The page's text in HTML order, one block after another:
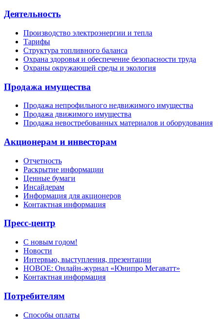
Деятельность
Производство электроэнергии и тепла
Тарифы
Структура топливного баланса
Охрана здоровья и обеспечение безопасности труда
Охраны окружающей среды и экология
Продажа имущества
Продажа непрофильного недвижимого имущества
Продажа движимого имущества
Продажа невостребованных материалов и оборудования
Акционерам и инвесторам
Отчетность
Раскрытие информации
Ценные бумаги
Инсайдерам
Информация для акционеров
Контактная информация
Пресс-центр
С новым годом!
Новости
Интервью, выступления, презентации
НОВОЕ: Онлайн-журнал «Юнипро Мегаватт»
Контактная информация
Потребителям
Способы оплаты